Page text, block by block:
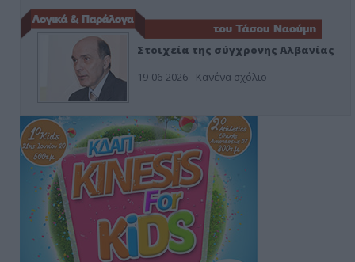
Στοιχεία της σύγχρονης Αλβανίας
19-06-2026 - Κανένα σχόλιο